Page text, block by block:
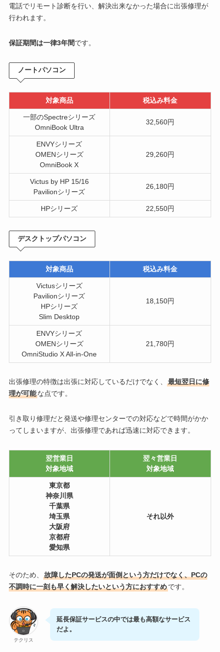
電話でリモート診断を行い、解決出来なかった場合に出張修理が
行われます。
保証期間は一律3年間 です。
ノートパソコン
対象商品 税込み料金
一部のSpectreシリーズ
OmniBook Ultra
32,560円
ENVYシリーズ
OMENシリーズ
OmniBook X
29,260円
Victus by HP 15/16
Pavilionシリーズ
26,180円
HPシリーズ 22,550円
デスクトップパソコン
対象商品 税込み料金
Victusシリーズ
Pavilionシリーズ
HPシリーズ
Slim Desktop
18,150円
ENVYシリーズ
OMENシリーズ
OmniStudio X All-in-One
21,780円
出張修理の特徴は出張に対応しているだけでなく、
最短翌日に修
理が可能 な点です。
引き取り修理だと発送や修理センターでの対応などで時間がかか
ってしまいますが、出張修理であれば迅速に対応できます。
翌営業日
対象地域
翌々営業日
対象地域
東京都
神奈川県
千葉県
埼玉県
大阪府
京都府
愛知県
それ以外
そのため、
故障したPCの発送が面倒という方だけでなく、PCの
不調時に一刻も早く解決したいという方におすすめ です。
テクリス
延長保証サービスの中では最も高額なサービス
だよ。